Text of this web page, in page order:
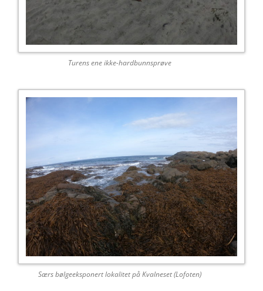
Turens ene ikke-hardbunnsprøve
Særs bølgeeksponert lokalitet på Kvalneset (Lofoten)